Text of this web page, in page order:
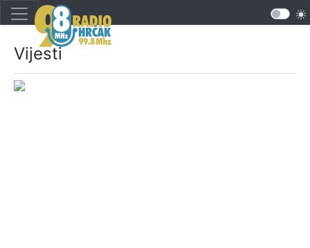
Vijesti